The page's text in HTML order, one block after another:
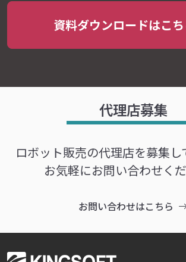
資料ダウンロードはこ
代理店募集
ロボット販売の代理店を募集し
お気軽にお問い合わせくだ
お問い合わせはこちら